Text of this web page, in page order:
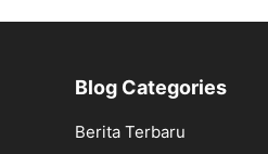
Blog Categories
Berita Terbaru